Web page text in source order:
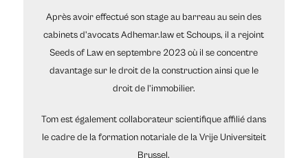
Après avoir effectué son stage au barreau au sein des
cabinets d'avocats Adhemar.law et Schoups, il a rejoint
Seeds of Law en septembre 2023 où il se concentre
davantage sur le droit de la construction ainsi que le
droit de l’immobilier.
Tom est également collaborateur scientifique affilié dans
le cadre de la formation notariale de la Vrije Universiteit
Brussel.